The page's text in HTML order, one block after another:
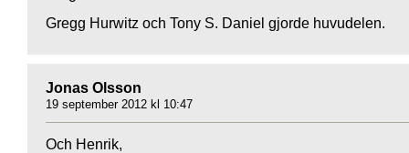
Gregg Hurwitz och Tony S. Daniel gjorde huvudelen.
Jonas Olsson
19 september 2012 kl 10:47
Och Henrik,